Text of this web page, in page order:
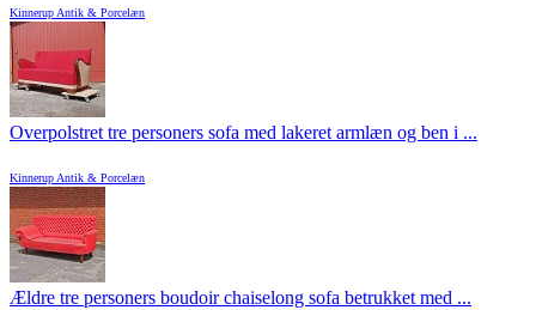
Kinnerup Antik & Porcelæn
Overpolstret tre personers sofa med lakeret armlæn og ben i ...
Kinnerup Antik & Porcelæn
Ældre tre personers boudoir chaiselong sofa betrukket med ...